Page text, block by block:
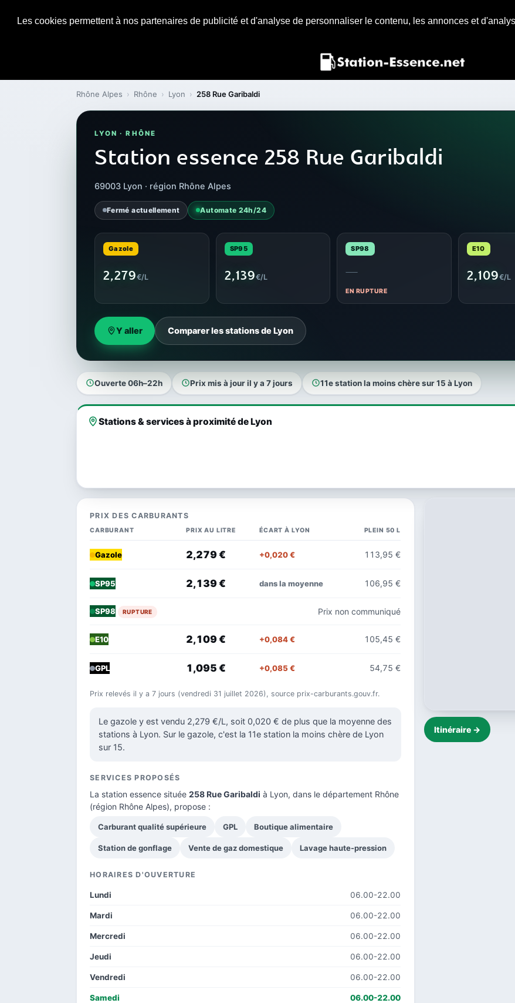
Les cookies permettent à nos partenaires de publicité et d'analyse de personnaliser le contenu, les annonces et
Rhône Alpes › Rhône › Lyon › 258 Rue Garibaldi
LYON · RHÔNE
Station essence 258 Rue Garibaldi
69003 Lyon · région Rhône Alpes
Fermé actuellement Automate 24h/24
Gazole
2,279€/L
SP95
2,139€/L
SP98
—
EN RUPTURE
E10
2,109€/L
Y aller Comparer les stations de Lyon
Ouverte 06h–22h Prix mis à jour il y a 7 jours 11e station la moins chère sur 15 à Lyon
Stations & services à proximité de Lyon
PRIX DES CARBURANTS
CARBURANT PRIX AU LITRE ÉCART À LYON PLEIN 50 L
Gazole 2,279 € +0,020 € 113,95 €
SP95 2,139 € dans la moyenne 106,95 €
SP98 RUPTURE Prix non communiqué
E10 2,109 € +0,084 € 105,45 €
GPL 1,095 € +0,085 € 54,75 €
Prix relevés il y a 7 jours (vendredi 31 juillet 2026), source prix-carburants.gouv.fr.
Le gazole y est vendu 2,279 €/L, soit 0,020 € de plus que la moyenne des
stations à Lyon. Sur le gazole, c'est la 11e station la moins chère de Lyon
sur 15.
SERVICES PROPOSÉS
La station essence située 258 Rue Garibaldi à Lyon, dans le département Rhône
(région Rhône Alpes), propose :
Carburant qualité supérieure GPL Boutique alimentaire
Station de gonflage Vente de gaz domestique Lavage haute-pression
HORAIRES D'OUVERTURE
Lundi 06.00-22.00
Mardi 06.00-22.00
Mercredi 06.00-22.00
Jeudi 06.00-22.00
Vendredi 06.00-22.00
Samedi 06.00-22.00
Itinéraire →